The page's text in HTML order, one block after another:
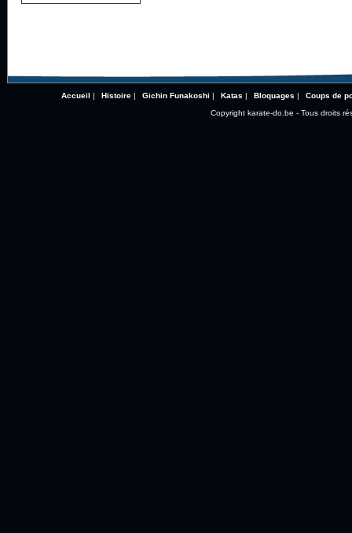
Accueil | Histoire| Gichin Funakoshi | Katas | Bloquages |
Coups de
Copyright karate-do.be - Tous droits